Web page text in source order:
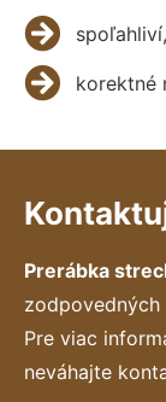
korektné
Prerábka
Pre viac
neváhajte